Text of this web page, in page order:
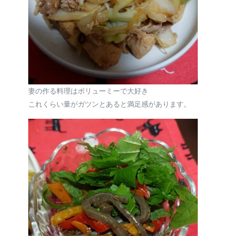
妻の作る料理はボリューミーで大好き
これくらい量がガツンとあると満足感があります。